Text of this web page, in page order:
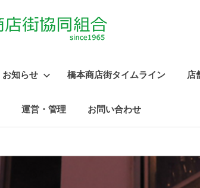
お知らせ 橋本商店街タイムライン 店
運営・管理 お問い合わせ